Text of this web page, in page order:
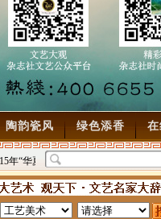
陶韵瓷风 绿色添香
“华夏雄风” 第五届中国风全国书画
70周年书画展7月28日起征稿2015/